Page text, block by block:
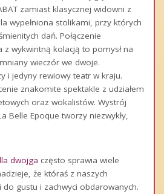
zamiast klasycznej widowni z
wypełniona stolikami, przy których
dań. Połączenie
z wykwintną kolacją to pomysł na
wieczór we dwoje.
i jedyny rewiowy teatr w kraju.
znakomite spektakle z udziałem
oraz wokalistów. Wystrój
Belle Epoque tworzy niezwykły,
dwojga często sprawia wiele
że któraś z naszych
do gustu i zachwyci obdarowanych.